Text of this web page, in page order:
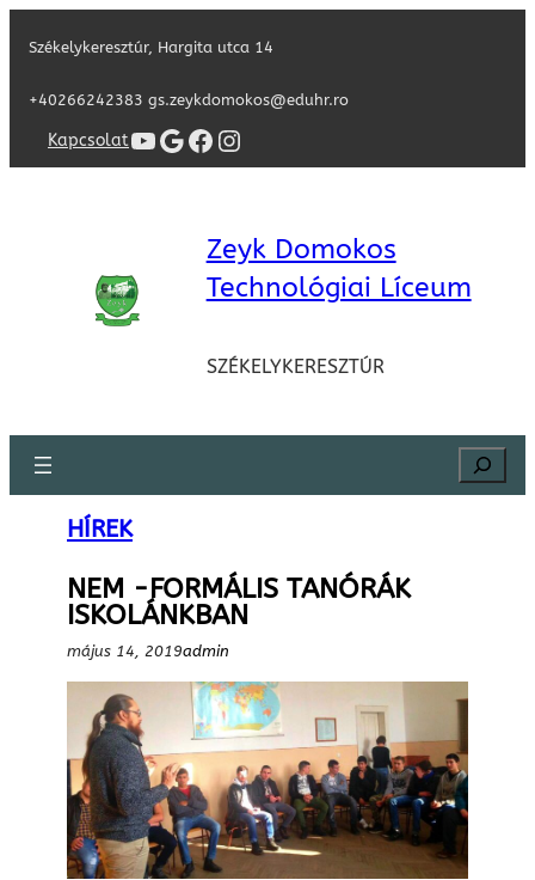
Székelykeresztúr, Hargita utca 14
+40266242383 gs.zeykdomokos@eduhr.ro
KapcsolatYouTube
Google
Facebook
Instagram
Zeyk Domokos
Technológiai Líceum
SZÉKELYKERESZTÚR
Search
HÍREK
NEM -FORMÁLIS TANÓRÁK
ISKOLÁNKBAN
május 14, 2019admin